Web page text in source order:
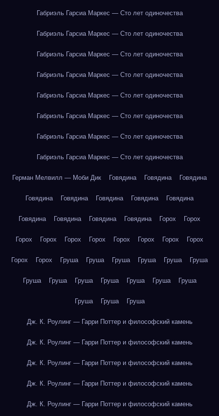
Габриэль Гарсиа Маркес — Сто лет одиночества
Габриэль Гарсиа Маркес — Сто лет одиночества
Габриэль Гарсиа Маркес — Сто лет одиночества
Габриэль Гарсиа Маркес — Сто лет одиночества
Габриэль Гарсиа Маркес — Сто лет одиночества
Габриэль Гарсиа Маркес — Сто лет одиночества
Габриэль Гарсиа Маркес — Сто лет одиночества
Габриэль Гарсиа Маркес — Сто лет одиночества
Герман Мелвилл — Моби Дик Говядина Говядина Говядина
Говядина Говядина Говядина Говядина Говядина
Говядина Говядина Говядина Говядина Горох Горох
Горох Горох Горох Горох Горох Горох Горох Горох
Горох Горох Груша Груша Груша Груша Груша Груша
Груша Груша Груша Груша Груша Груша Груша
Груша Груша Груша
Дж. К. Роулинг — Гарри Поттер и философский камень
Дж. К. Роулинг — Гарри Поттер и философский камень
Дж. К. Роулинг — Гарри Поттер и философский камень
Дж. К. Роулинг — Гарри Поттер и философский камень
Дж. К. Роулинг — Гарри Поттер и философский камень